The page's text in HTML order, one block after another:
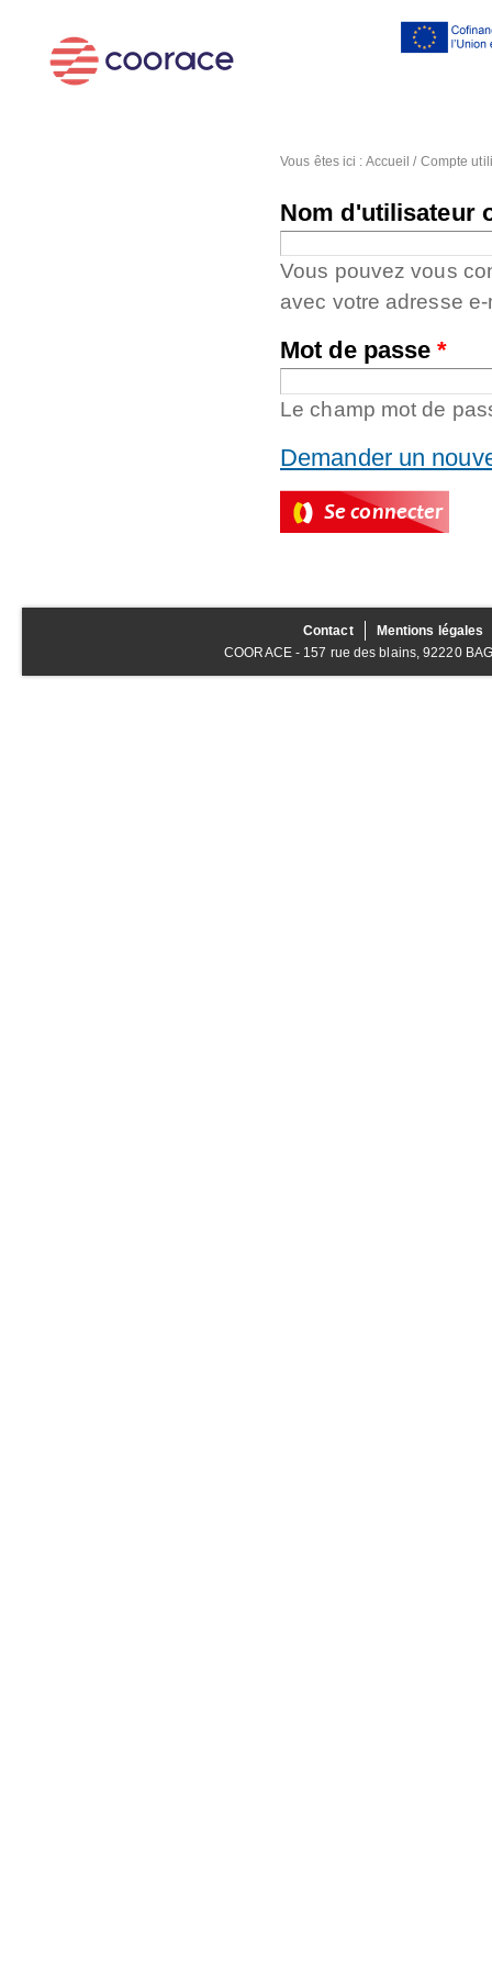
Vous êtes ici : Accueil / Compte
Nom d'utilisateur
Vous pouvez vous
avec votre adresse e-
Mot de passe*
Le champ mot de
Demander un
Contact
Mentions légales
COORACE - 157 rue des blains, 92220